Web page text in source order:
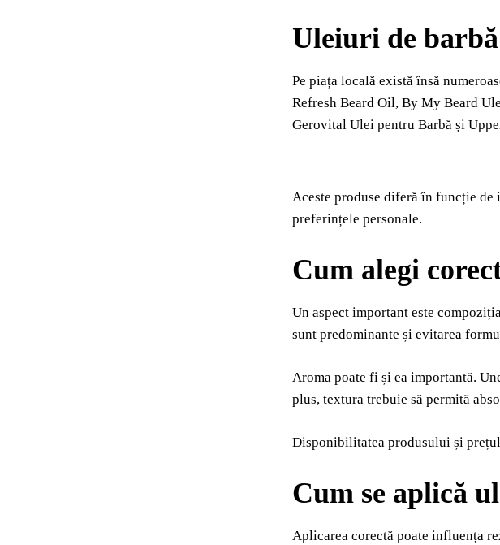
Uleiuri de
Pe piața locală există însă
Refresh Beard Oil, By My Beard
Gerovital Ulei pentru Barbă și
Aceste produse diferă în funcție de
preferințele personale.
Cum alegi
Un aspect important este
sunt predominante și evitarea
Aroma poate fi și ea importantă.
plus, textura trebuie să permită
Disponibilitatea produsului și
Cum se aplică
Aplicarea corectă poate influența